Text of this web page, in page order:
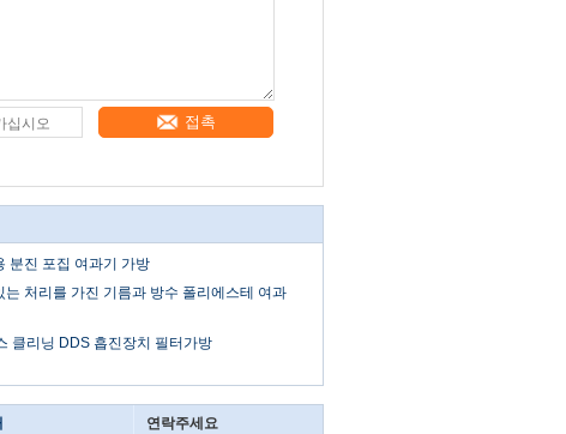
접촉
분진 포집 여과기 가방
는 처리를 가진 기름과 방수 폴리에스테 여과
클리닝 DDS 흡진장치 필터가방
연락주세요